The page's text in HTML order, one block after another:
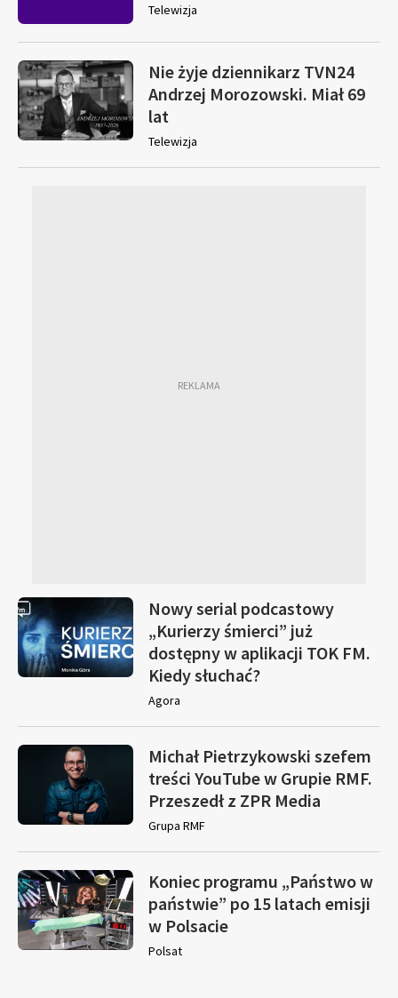
Telewizja
Nie żyje dziennikarz TVN24
Andrzej Morozowski. Miał 69
lat
Telewizja
Nowy serial podcastowy
„Kurierzy śmierci” już
dostępny w aplikacji TOK FM.
Kiedy słuchać?
Agora
Michał Pietrzykowski szefem
treści YouTube w Grupie RMF.
Przeszedł z ZPR Media
Grupa RMF
Koniec programu „Państwo w
państwie” po 15 latach emisji
w Polsacie
Polsat